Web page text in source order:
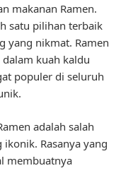
makanan Ramen.
satu pilihan terbaik
yang nikmat. Ramen
kuah kaldu
populer di seluruh
adalah salah
Rasanya yang
membuatnya